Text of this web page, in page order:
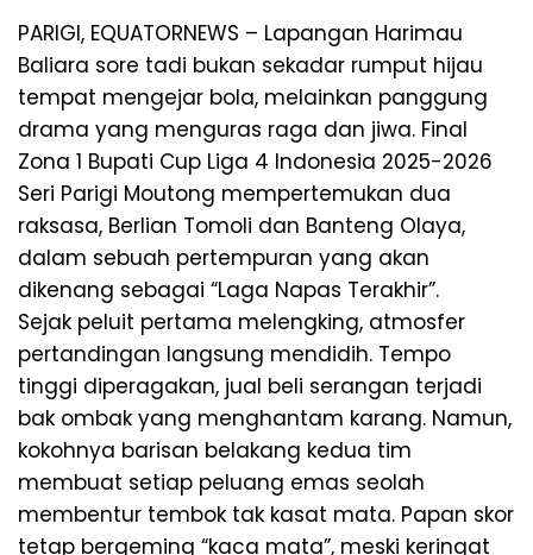
​PARIGI, EQUATORNEWS – Lapangan Harimau
Baliara sore tadi bukan sekadar rumput hijau
tempat mengejar bola, melainkan panggung
drama yang menguras raga dan jiwa. Final
Zona 1 Bupati Cup Liga 4 Indonesia 2025-2026
Seri Parigi Moutong mempertemukan dua
raksasa, Berlian Tomoli dan Banteng Olaya,
dalam sebuah pertempuran yang akan
dikenang sebagai “Laga Napas Terakhir”.
​Sejak peluit pertama melengking, atmosfer
pertandingan langsung mendidih. Tempo
tinggi diperagakan, jual beli serangan terjadi
bak ombak yang menghantam karang. Namun,
kokohnya barisan belakang kedua tim
membuat setiap peluang emas seolah
membentur tembok tak kasat mata. Papan skor
tetap bergeming “kaca mata”, meski keringat